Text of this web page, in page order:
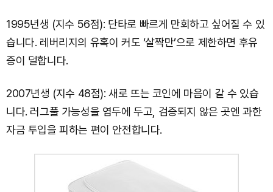
1995년생 (지수 56점): 단타로 빠르게 만회하고 싶어질 수 있
습니다. 레버리지의 유혹이 커도 ‘살짝만’으로 제한하면 후유
증이 덜합니다.
2007년생 (지수 48점): 새로 뜨는 코인에 마음이 갈 수 있습
니다. 러그풀 가능성을 염두에 두고, 검증되지 않은 곳엔 과한
자금 투입을 피하는 편이 안전합니다.